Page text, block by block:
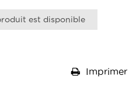
est disponible
Imprimer